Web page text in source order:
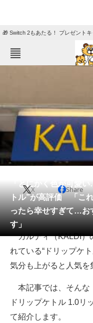
🎁 Switch 2もあたる！ プレゼントキ
ねとらぼメニュー
グルメ
住まい
動物
メディア
ITの今と未来を見通す
スマホと通信の最新トレ
進化するPCとデバイスの
「とにかく色が可愛
トル”が高評価 「こ
ったら幸せすぎて…お
す」
X Share
カルディ（KALDI）
れている“ドリップケ
気分も上がると人気を
本記事では、そんな
ドリップケトル 1.0リ
て紹介します。